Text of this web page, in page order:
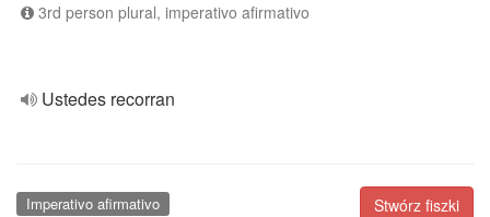
3rd person plural, imperativo afirmativo
Ustedes recorran
Stwórz fiszki
Imperativo afirmativo